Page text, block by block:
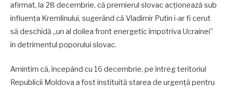
afirmat, la 28 decembrie, că premierul slovac acționează sub
influența Kremlinului, sugerând că Vladimir Putin i-ar fi cerut
să deschidă „un al doilea front energetic împotriva Ucrainei”
în detrimentul poporului slovac.
Amintim că, începând cu 16 decembrie, pe întreg teritoriul
Republicii Moldova a fost instituită starea de urgență pentru